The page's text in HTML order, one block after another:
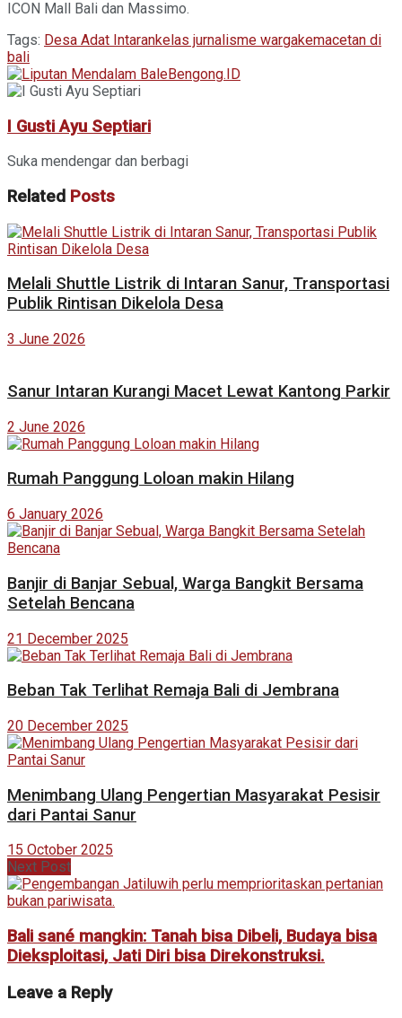
ICON Mall Bali dan Massimo.
Tags: Desa Adat Intarankelas jurnalisme wargakemacetan di
bali
I Gusti Ayu Septiari
Suka mendengar dan berbagi
Related Posts
Melali Shuttle Listrik di Intaran Sanur, Transportasi
Publik Rintisan Dikelola Desa
3 June 2026
Sanur Intaran Kurangi Macet Lewat Kantong Parkir
2 June 2026
Rumah Panggung Loloan makin Hilang
6 January 2026
Banjir di Banjar Sebual, Warga Bangkit Bersama
Setelah Bencana
21 December 2025
Beban Tak Terlihat Remaja Bali di Jembrana
20 December 2025
Menimbang Ulang Pengertian Masyarakat Pesisir
dari Pantai Sanur
15 October 2025
Next Post
Bali sané mangkin: Tanah bisa Dibeli, Budaya bisa
Dieksploitasi, Jati Diri bisa Direkonstruksi.
Leave a Reply